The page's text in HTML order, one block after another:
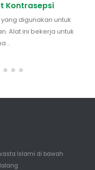
Kontrasepsi
digunakan untuk
Alat ini bekerja untuk
Jantung
menyebabkan
harus mendapatkan
proses...
Islami di bawah